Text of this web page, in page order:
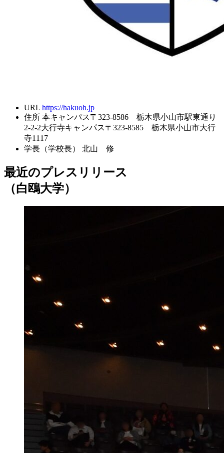
URL https://hakuoh.jp
住所 本キャンパス〒323-8586 栃木県小山市駅東通り
2-2-2大行寺キャンパス〒323-8585 栃木県小山市大行
寺1117
学長（学校長）
北山 修
最近のプレスリリース
（白鴎大学）